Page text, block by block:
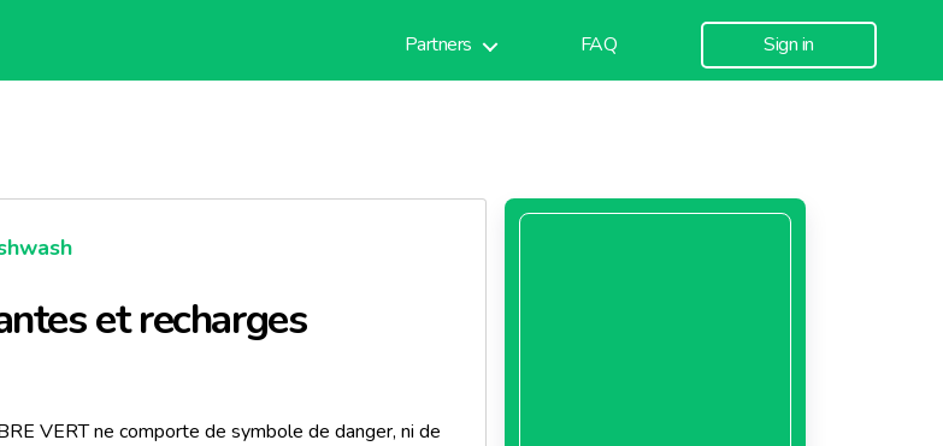
Partners FAQ Sign in
et recharges
VERT ne comporte de symbole de danger, ni de